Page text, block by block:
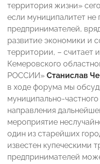
территория жизни»
если муниципалитет не
предпринимателей,
развитие экономики и
территории, – считает
Кемеровского
РОССИИ» Станислав
в ходе форума мы
муниципально-
направления
мероприятие
один из старейших
известен купеческими
предпринимателей